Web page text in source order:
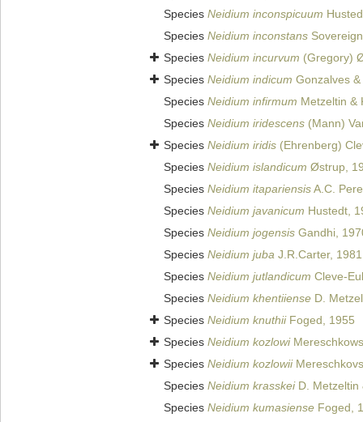
Species Neidium inconspicuum
Species Neidium inconstans
Species Neidium incurvum (Gregory)
Species Neidium indicum Gonzalves
Species Neidium infirmum Metzeltin &
Species Neidium iridescens (Mann)
Species Neidium iridis (Ehrenberg)
Species Neidium islandicum Østrup,
Species Neidium itapariensisA.C.
Species Neidium javanicum Hustedt,
Species Neidium jogensis Gandhi,
Species Neidium juba J.R.Carter, 1981
Species Neidium jutlandicum Cleve-
Species Neidium khentiiense D.
Species Neidium knuthiiFoged, 1955
Species Neidium kozlowi
Species Neidium kozlowii
Species Neidium krasskeiD. Metzeltin
Species Neidium kumasiense Foged,